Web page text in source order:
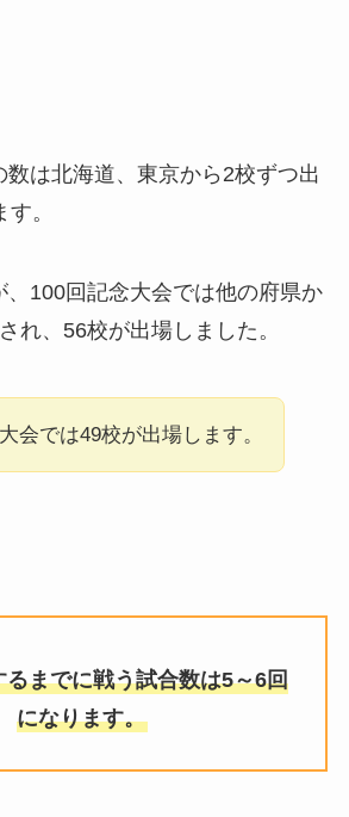
数は北海道、東京から2校ずつ出
。
、100回記念大会では他の府県か
れ、56校が出場しました。
会では49校が出場します。
るまでに戦う試合数は5～6回
になります。